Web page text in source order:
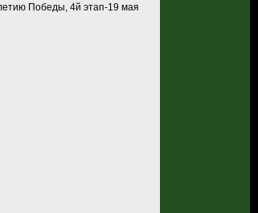
Победы, 4й этап-19 мая